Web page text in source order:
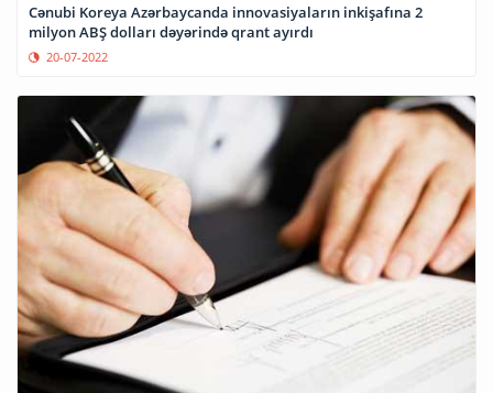
Cənubi Koreya Azərbaycanda innovasiyaların inkişafına 2
milyon ABŞ dolları dəyərində qrant ayırdı
20-07-2022